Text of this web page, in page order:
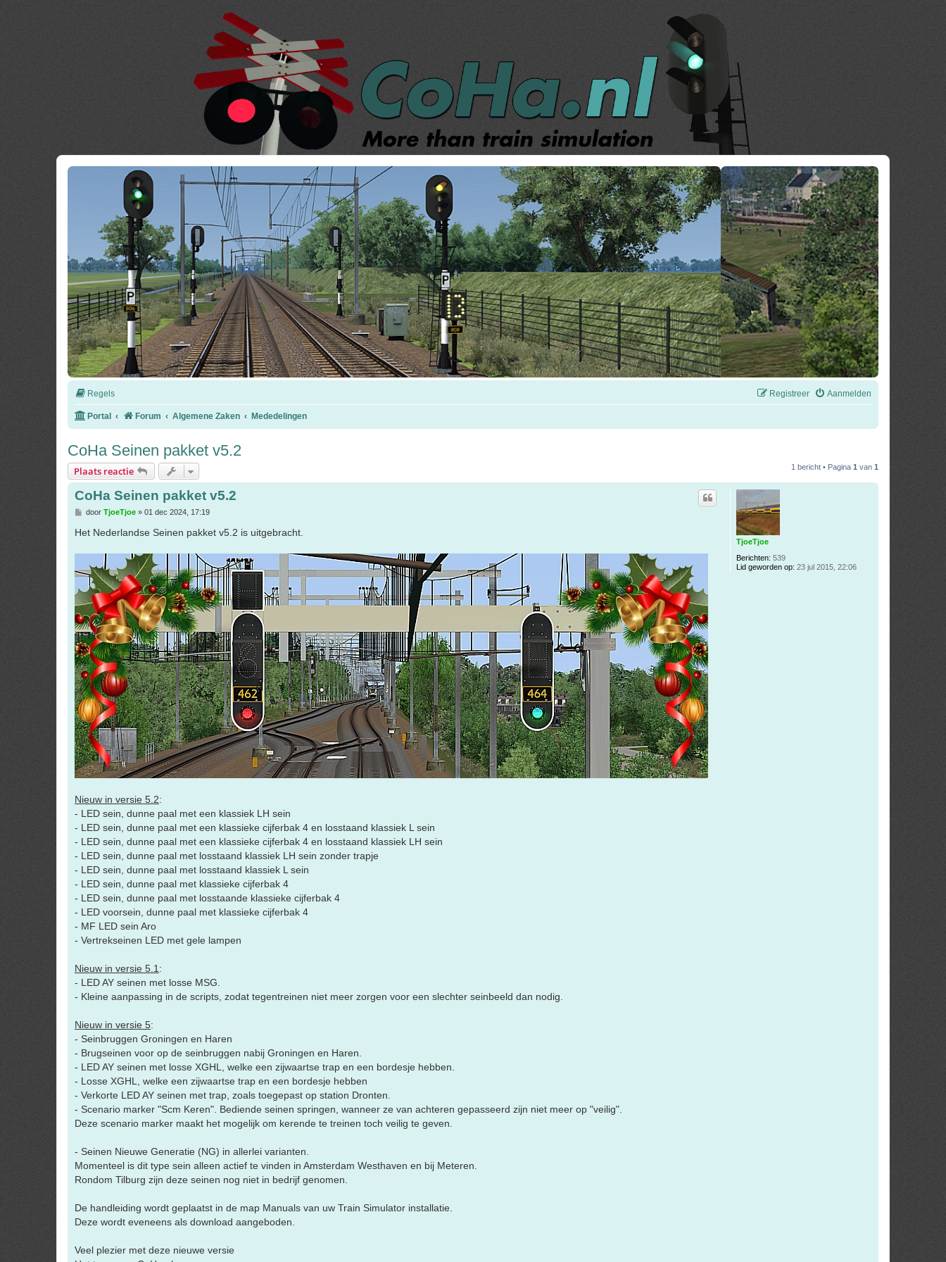
Regels Aanmelden
Registreer
Portal Forum Algemene Zaken Mededelingen
CoHa Seinen pakket v5.2
Plaats reactie 1 bericht • Pagina 1 van 1
TjoeTjoe
Berichten: 539
Lid geworden op: 23 jul 2015, 22:06
CoHa Seinen pakket v5.2
B
r
i
door TjoeTjoe» 01 dec 2024, 17:19
Het Nederlandse Seinen pakket v5.2 is uitgebracht.
Nieuw in versie 5.2:
- LED sein, dunne paal met een klassiek LH sein
- LED sein, dunne paal met een klassieke cijferbak 4 en losstaand klassiek L sein
- LED sein, dunne paal met een klassieke cijferbak 4 en losstaand klassiek LH sein
- LED sein, dunne paal met losstaand klassiek LH sein zonder trapje
- LED sein, dunne paal met losstaand klassiek L sein
- LED sein, dunne paal met klassieke cijferbak 4
- LED sein, dunne paal met losstaande klassieke cijferbak 4
- LED voorsein, dunne paal met klassieke cijferbak 4
- MF LED sein Aro
- Vertrekseinen LED met gele lampen
Nieuw in versie 5.1 :
- LED AY seinen met losse MSG.
- Kleine aanpassing in de scripts, zodat tegentreinen niet meer zorgen voor een slechter seinbeeld dan nodig.
Nieuw in versie 5:
- Seinbruggen Groningen en Haren
- Brugseinen voor op de seinbruggen nabij Groningen en Haren.
- LED AY seinen met losse XGHL, welke een zijwaartse trap en een bordesje hebben.
- Losse XGHL, welke een zijwaartse trap en een bordesje hebben
- Verkorte LED AY seinen met trap, zoals toegepast op station Dronten.
- Scenario marker "Scm Keren". Bediende seinen springen, wanneer ze van achteren gepasseerd zijn niet meer op "veilig".
Deze scenario marker maakt het mogelijk om kerende te treinen toch veilig te geven.
- Seinen Nieuwe Generatie (NG) in allerlei varianten.
Momenteel is dit type sein alleen actief te vinden in Amsterdam Westhaven en bij Meteren.
Rondom Tilburg zijn deze seinen nog niet in bedrijf genomen.
De handleiding wordt geplaatst in de map Manuals van uw Train Simulator installatie.
Deze wordt eveneens als download aangeboden.
Veel plezier met deze nieuwe versie